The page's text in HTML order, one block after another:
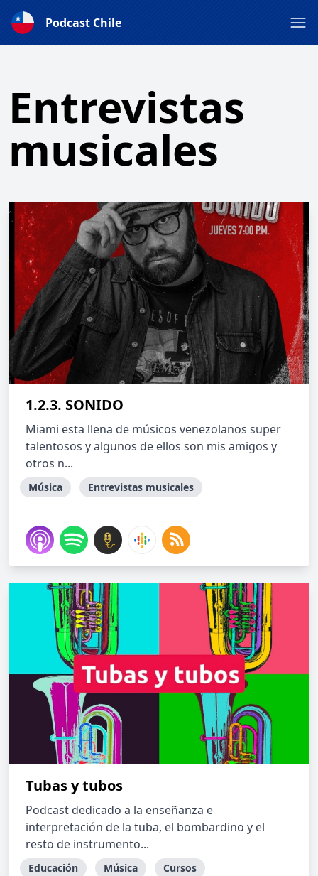
Podcast Chile
Entrevistas
musicales
1.2.3. SONIDO
Miami esta llena de músicos venezolanos super
talentosos y algunos de ellos son mis amigos y
otros n...
Música Entrevistas musicales
Tubas y tubos
Podcast dedicado a la enseñanza e
interpretación de la tuba, el bombardino y el
resto de instrumento...
Educación Música
Cursos